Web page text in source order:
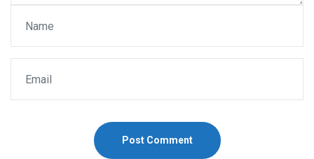
Post Comment